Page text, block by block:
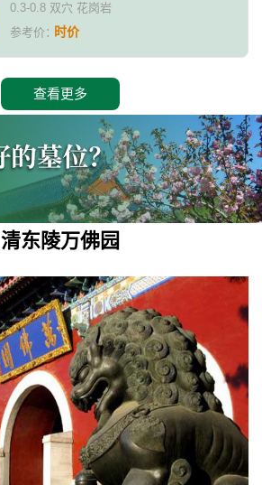
0.3-0.8 双穴 花岗岩
参考价：时价
查看更多
清东陵万佛园